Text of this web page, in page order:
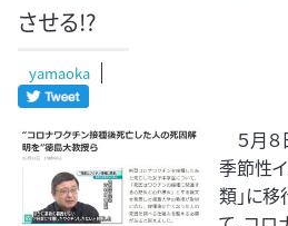
させる!?
yamaoka
５月
季節性
類」に移